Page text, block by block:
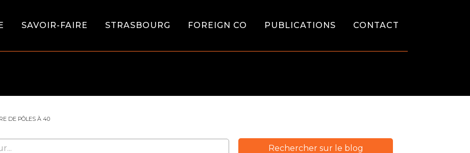
SAVOIR-FAIRE STRASBOURG FOREIGN CO PUBLICATIONS CONTACT
DE PÔLES À 40